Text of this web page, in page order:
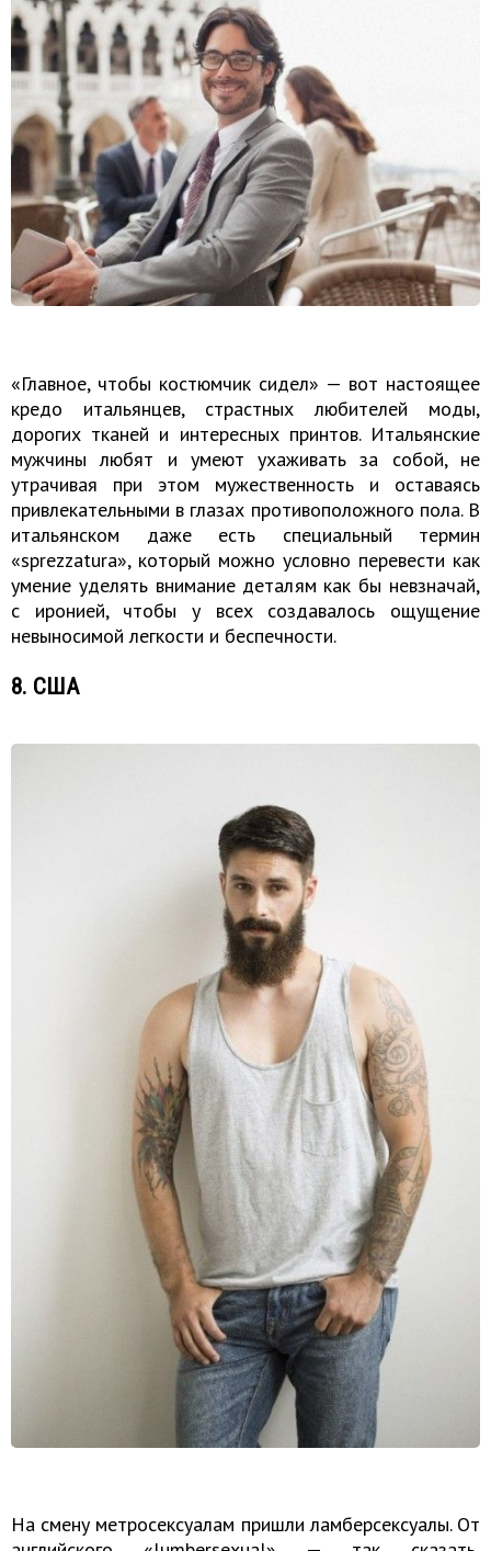
«Главное, чтобы костюмчик сидел» — вот настоящее
кредо итальянцев, страстных любителей моды,
дорогих тканей и интересных принтов. Итальянские
мужчины любят и умеют ухаживать за собой, не
утрачивая при этом мужественность и оставаясь
привлекательными в глазах противоположного пола. В
итальянском даже есть специальный термин
«sprezzatura», который можно условно перевести как
умение уделять внимание деталям как бы невзначай,
с иронией, чтобы у всех создавалось ощущение
невыносимой легкости и беспечности.
8. США
На смену метросексуалам пришли ламберсексуалы. От